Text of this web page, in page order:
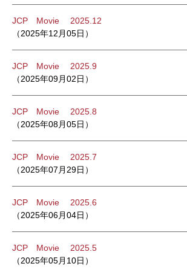
JCP Movie 2025.12
（2025年12月05日）
JCP Movie 2025.9
（2025年09月02日）
JCP Movie 2025.8
（2025年08月05日）
JCP Movie 2025.7
（2025年07月29日）
JCP Movie 2025.6
（2025年06月04日）
JCP Movie 2025.5
（2025年05月10日）